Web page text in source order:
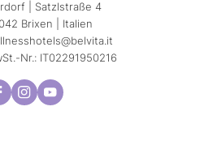
| Satzlstraße 4
Brixen | Italien
belvita.it
Nr.: IT02291950216